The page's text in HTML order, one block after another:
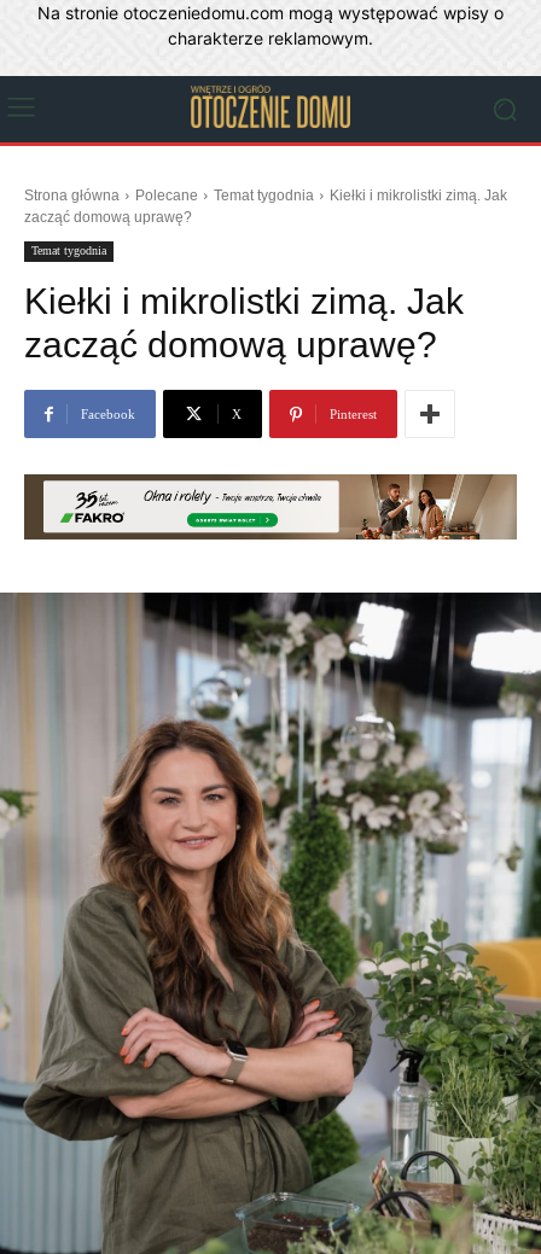
Na stronie otoczeniedomu.com mogą występować wpisy o
charakterze reklamowym.
Strona główna Polecane Temat tygodnia
Kiełki i mikrolistki zimą. Jak
zacząć domową uprawę?
Temat tygodnia
Kiełki i mikrolistki zimą. Jak
zacząć domową uprawę?
Facebook X Pinterest